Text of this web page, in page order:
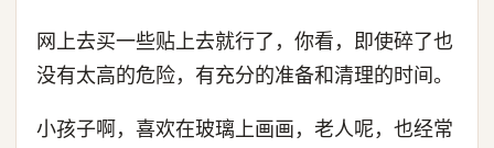
网上去买一些贴上去就行了，你看，即使碎了也
没有太高的危险，有充分的准备和清理的时间。
小孩子啊，喜欢在玻璃上画画，老人呢，也经常